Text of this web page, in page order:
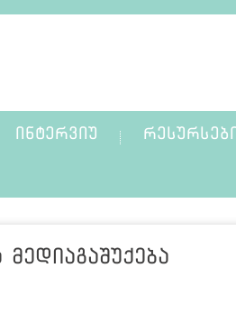
ᲘᲜᲢᲔᲠᲕᲘᲣ ᲠᲔᲡᲣᲠᲡᲔᲑᲘ